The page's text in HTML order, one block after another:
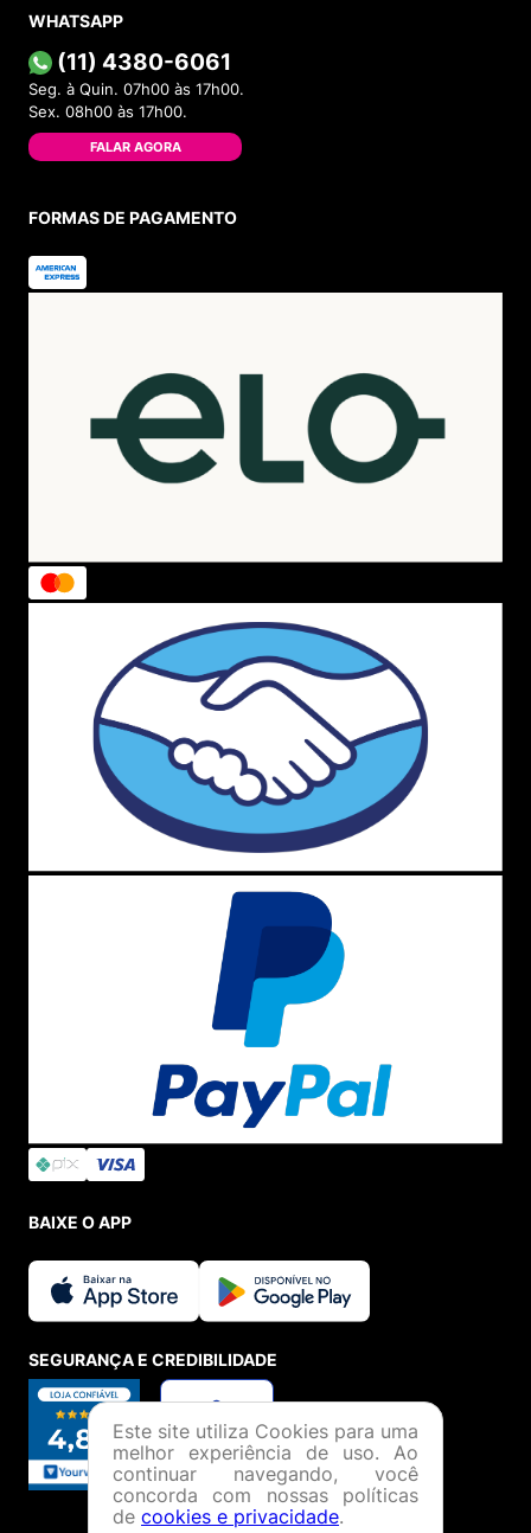
WHATSAPP
(11) 4380-6061
Seg. à Quin. 07h00 às 17h00.
Sex. 08h00 às 17h00.
FALAR AGORA
FORMAS DE PAGAMENTO
BAIXE O APP
SEGURANÇA E CREDIBILIDADE
Este site utiliza Cookies para uma
melhor experiência de uso. Ao
continuar navegando, você
concorda com nossas políticas
de cookies e privacidade.